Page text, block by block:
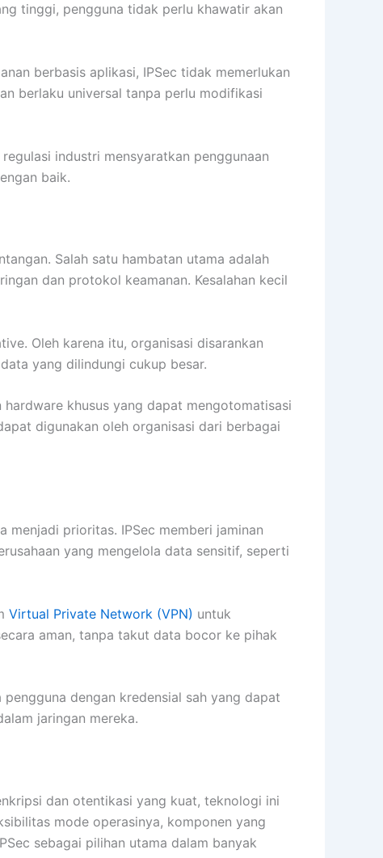
tinggi, pengguna tidak perlu khawatir akan
berbasis aplikasi, IPSec tidak memerlukan
berlaku universal tanpa perlu modifikasi
industri mensyaratkan penggunaan
baik.
Salah satu hambatan utama adalah
dan protokol keamanan. Kesalahan kecil
Oleh karena itu, organisasi disarankan
yang dilindungi cukup besar.
khusus yang dapat mengotomatisasi
digunakan oleh organisasi dari berbagai
menjadi prioritas. IPSec memberi jaminan
yang mengelola data sensitif, seperti
Virtual Private Network (VPN) untuk
aman, tanpa takut data bocor ke pihak
dengan kredensial sah yang dapat
jaringan mereka.
dan otentikasi yang kuat, teknologi ini
mode operasinya, komponen yang
sebagai pilihan utama dalam banyak